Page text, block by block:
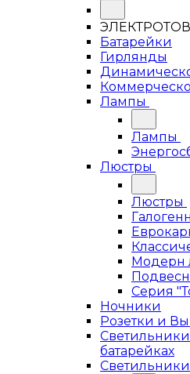
Батарейки
Гирлянды
Лампы
Лампы
Люстры
Люстры
Модерн
Серия
Ночники
Розетки и
батарейках